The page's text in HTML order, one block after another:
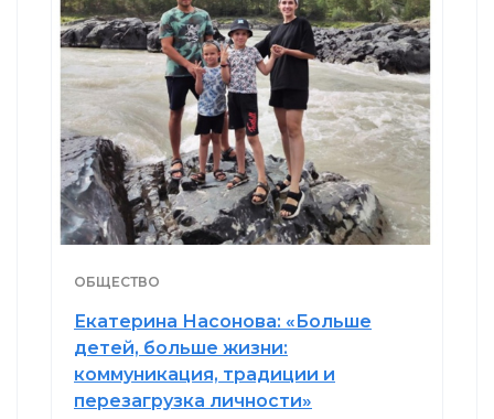
ОБЩЕСТВО
Екатерина Насонова: «Больше
детей, больше жизни:
коммуникация, традиции и
перезагрузка личности»